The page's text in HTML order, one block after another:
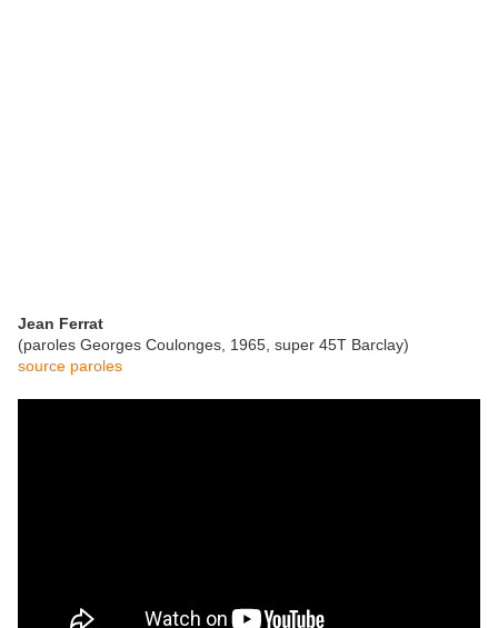
Jean Ferrat
(paroles Georges Coulonges, 1965, super 45T Barclay)
source paroles